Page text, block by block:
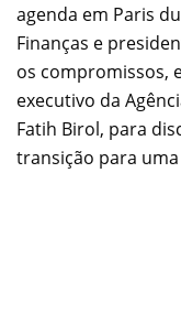
agenda em Paris
Finanças e
os compromissos,
executivo da
Fatih Birol, para
transição para